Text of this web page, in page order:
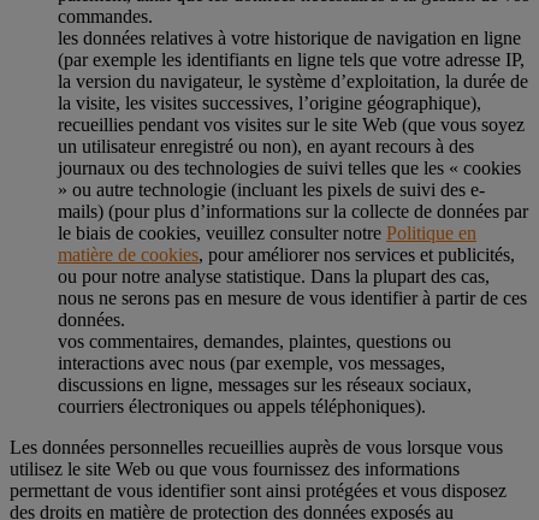
commandes.
les données relatives à votre historique de navigation en ligne
(par exemple les identifiants en ligne tels que votre adresse IP,
la version du navigateur, le système d’exploitation, la durée de
la visite, les visites successives, l’origine géographique),
recueillies pendant vos visites sur le site Web (que vous soyez
un utilisateur enregistré ou non), en ayant recours à des
journaux ou des technologies de suivi telles que les « cookies
» ou autre technologie (incluant les pixels de suivi des e-
mails) (pour plus d’informations sur la collecte de données par
le biais de cookies, veuillez consulter notre Politique en
matière de cookies, pour améliorer nos services et publicités,
ou pour notre analyse statistique. Dans la plupart des cas,
nous ne serons pas en mesure de vous identifier à partir de ces
données.
vos commentaires, demandes, plaintes, questions ou
interactions avec nous (par exemple, vos messages,
discussions en ligne, messages sur les réseaux sociaux,
courriers électroniques ou appels téléphoniques).
Les données personnelles recueillies auprès de vous lorsque vous
utilisez le site Web ou que vous fournissez des informations
permettant de vous identifier sont ainsi protégées et vous disposez
des droits en matière de protection des données exposés au